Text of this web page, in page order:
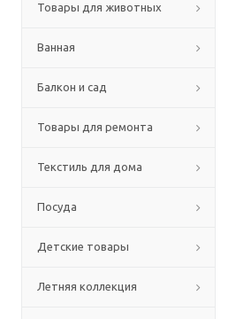
Товары для животных
Ванная
Балкон и сад
Товары для ремонта
Текстиль для дома
Посуда
Детские товары
Летняя коллекция